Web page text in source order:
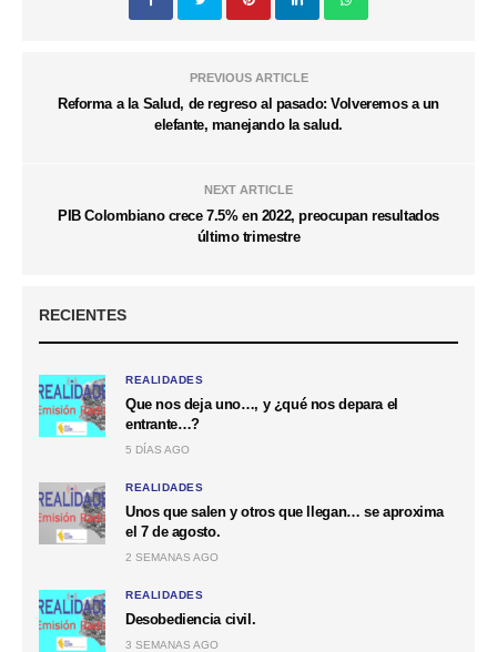
PREVIOUS ARTICLE
Reforma a la Salud, de regreso al pasado: Volveremos a un
elefante, manejando la salud.
NEXT ARTICLE
PIB Colombiano crece 7.5% en 2022, preocupan resultados
último trimestre
RECIENTES
REALIDADES
Que nos deja uno…, y ¿qué nos depara el
entrante…?
5 DÍAS AGO
REALIDADES
Unos que salen y otros que llegan… se aproxima
el 7 de agosto.
2 SEMANAS AGO
REALIDADES
Desobediencia civil.
3 SEMANAS AGO